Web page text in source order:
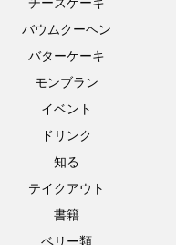
バウムクーヘン
バターケーキ
モンブラン
イベント
ドリンク
知る
テイクアウト
書籍
ベリー類